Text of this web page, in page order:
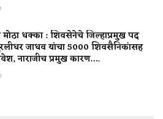
मोठा धक्का : शिवसेनेचे जिल्हाप्रमुख पद
जाधव यांचा 5000 शिवसैनिकांसह
नाराजीच प्रमुख कारण….